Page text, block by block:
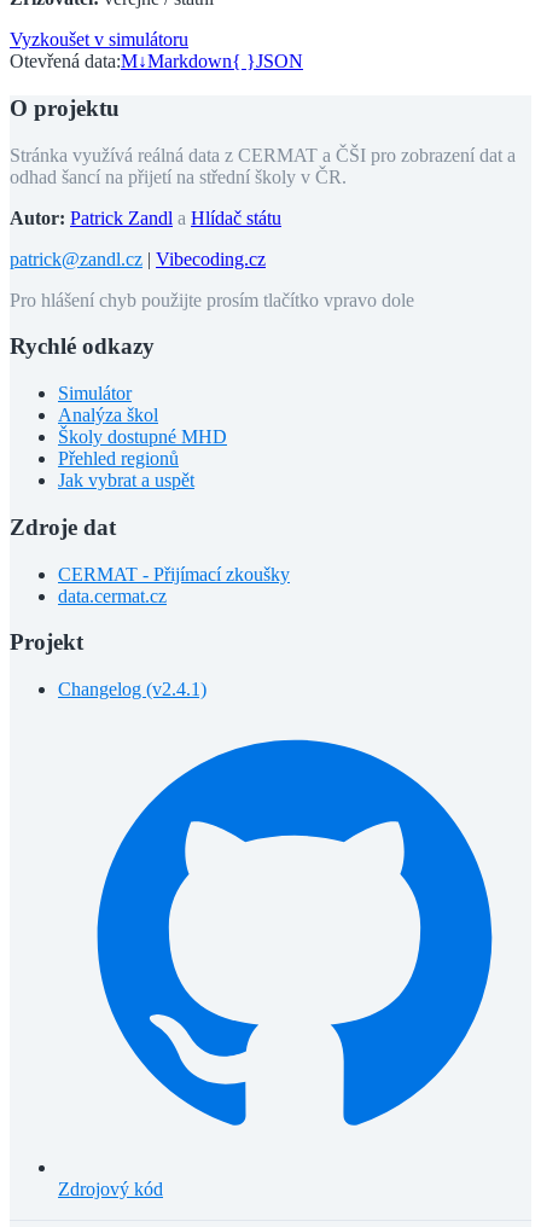
Vyzkoušet v simulátoru
Otevřená data:M↓Markdown{ }JSON
O projektu
Stránka využívá reálná data z CERMAT a ČŠI pro zobrazení dat a
odhad šancí na přijetí na střední školy v ČR.
Autor: Patrick Zandl a Hlídač státu
patrick@zandl.cz | Vibecoding.cz
Pro hlášení chyb použijte prosím tlačítko vpravo dole
Rychlé odkazy
Simulátor
Analýza škol
Školy dostupné MHD
Přehled regionů
Jak vybrat a uspět
Zdroje dat
CERMAT - Přijímací zkoušky
data.cermat.cz
Projekt
Changelog (v2.4.1)
Zdrojový kód